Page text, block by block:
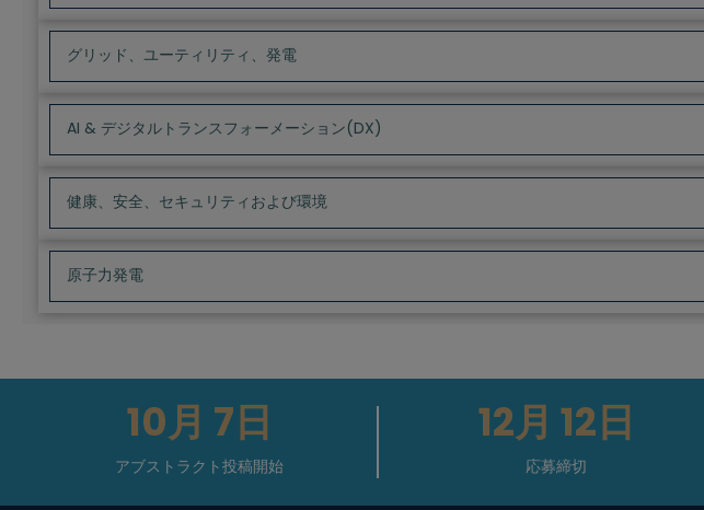
グリッド、ユーティリティ、発電
AI & デジタルトランスフォーメーション(DX)
健康、安全、セキュリティおよび環境
原子力発電
10月 7日
アブストラクト投稿開始
12月 12日
応募締切